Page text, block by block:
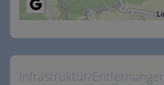
Infrastruktur/